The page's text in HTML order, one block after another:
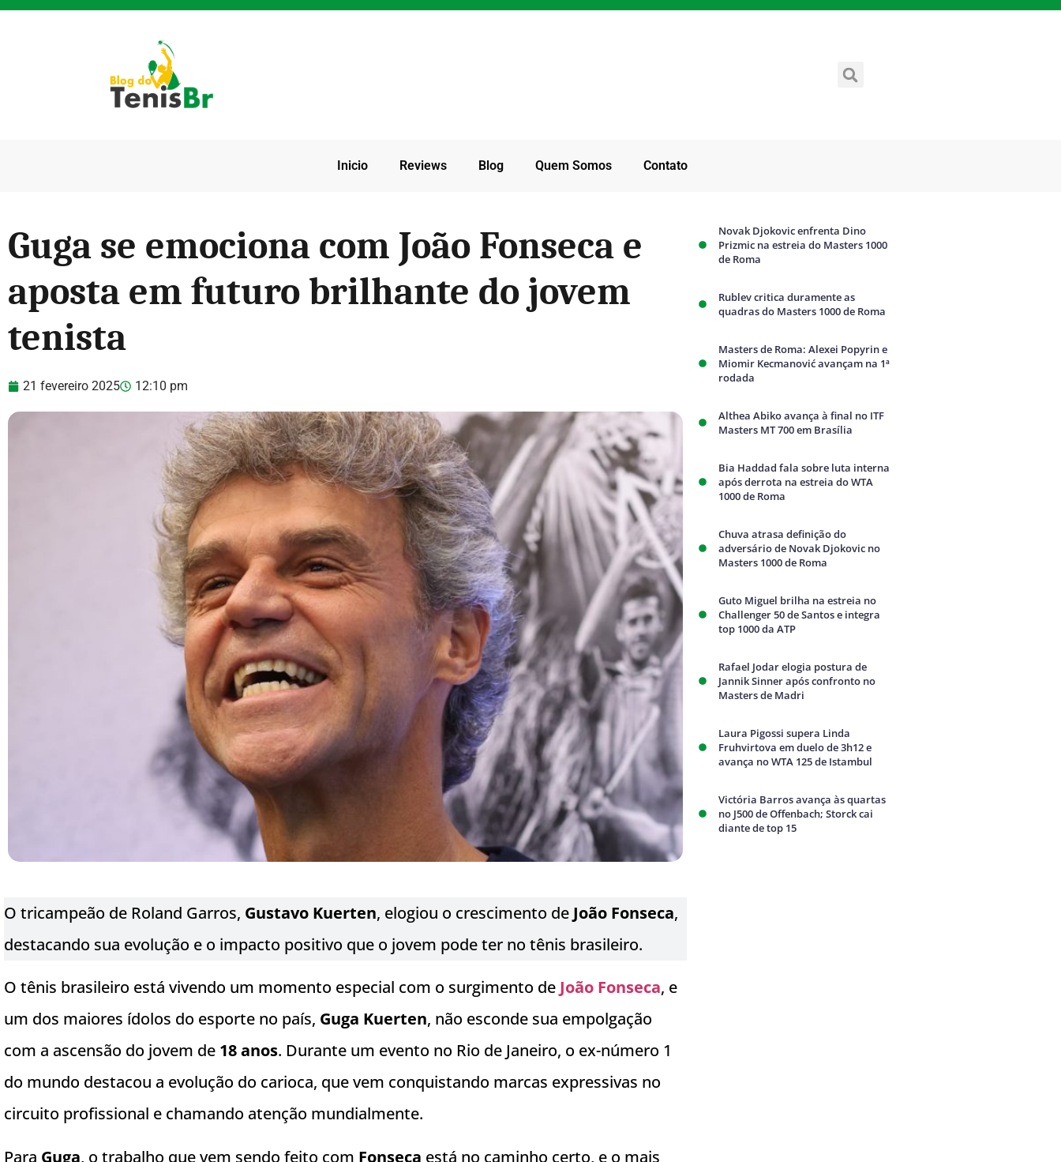
Inicio Reviews Blog Quem Somos Contato
Guga se emociona com João Fonseca e
aposta em futuro brilhante do jovem
tenista
21 fevereiro 2025 12:10 pm
O tricampeão de Roland Garros, Gustavo Kuerten, elogiou o crescimento de João Fonseca,
destacando sua evolução e o impacto positivo que o jovem pode ter no tênis brasileiro.
O tênis brasileiro está vivendo um momento especial com o surgimento de João Fonseca, e
um dos maiores ídolos do esporte no país, Guga Kuerten, não esconde sua empolgação
com a ascensão do jovem de 18 anos. Durante um evento no Rio de Janeiro, o ex-número 1
do mundo destacou a evolução do carioca, que vem conquistando marcas expressivas no
circuito profissional e chamando atenção mundialmente.
Para Guga, o trabalho que vem sendo feito com Fonseca está no caminho certo, e o mais
Novak Djokovic enfrenta Dino
Prizmic na estreia do Masters 1000
de Roma
Rublev critica duramente as
quadras do Masters 1000 de Roma
Masters de Roma: Alexei Popyrin e
Miomir Kecmanović avançam na 1ª
rodada
Althea Abiko avança à final no ITF
Masters MT 700 em Brasília
Bia Haddad fala sobre luta interna
após derrota na estreia do WTA
1000 de Roma
Chuva atrasa definição do
adversário de Novak Djokovic no
Masters 1000 de Roma
Guto Miguel brilha na estreia no
Challenger 50 de Santos e integra
top 1000 da ATP
Rafael Jodar elogia postura de
Jannik Sinner após confronto no
Masters de Madri
Laura Pigossi supera Linda
Fruhvirtova em duelo de 3h12 e
avança no WTA 125 de Istambul
Victória Barros avança às quartas
no J500 de Offenbach; Storck cai
diante de top 15